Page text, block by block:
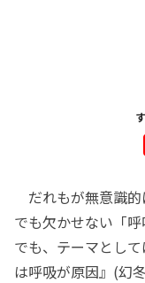
だれもが無意識的
でも欠かせない「
でも、テーマとし
は呼吸が原因』(幻